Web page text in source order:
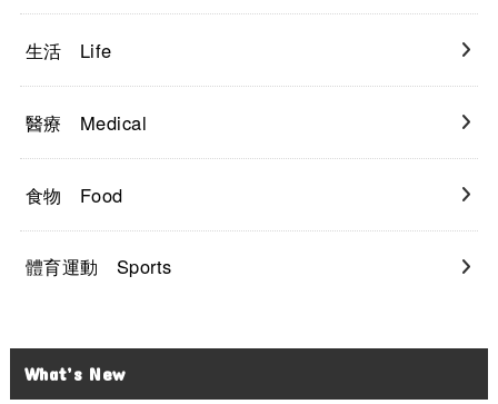
生活 Life
醫療 Medical
食物 Food
體育運動 Sports
What’s New